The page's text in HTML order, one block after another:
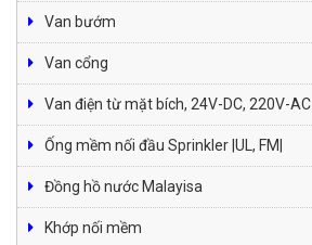
Van bướm
Van cổng
Van điện từ mặt bích, 24V-DC, 220V-AC
Ống mềm nối đầu Sprinkler |UL, FM|
Đồng hồ nước Malayisa
Khớp nối mềm